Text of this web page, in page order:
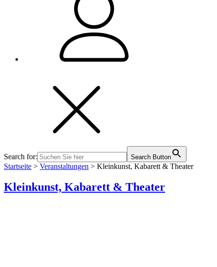
Search for: Search Button
Startseite > Veranstaltungen > Kleinkunst, Kabarett & Theater
Kleinkunst, Kabarett & Theater